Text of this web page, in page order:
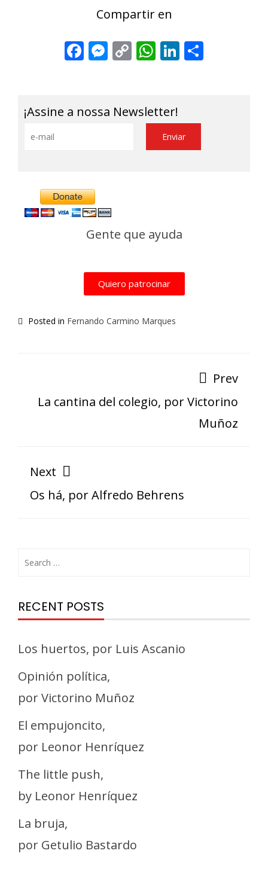
Compartir en
Facebook
Messenger
CopyWhatsApp
LinkedIn
¡Assine a nossa Newsletter!
Gente que ayuda
Quiero patrocinar
Posted in Fernando Carmino Marques
Prev
La cantina del colegio, por Victorino
Muñoz
Next
Os há, por Alfredo Behrens
RECENT POSTS
Los huertos, por Luis Ascanio
Opinión política,
por Victorino Muñoz
El empujoncito,
por Leonor Henríquez
The little push,
by Leonor Henríquez
La bruja,
por Getulio Bastardo